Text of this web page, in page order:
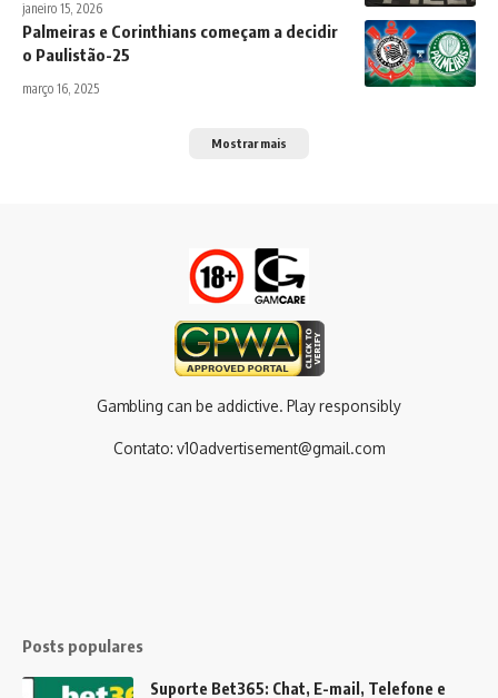
janeiro 15, 2026
Palmeiras e Corinthians começam a decidir
o Paulistão-25
março 16, 2025
Mostrar mais
Gambling can be addictive. Play responsibly
Contato: v10advertisement@gmail.com
Posts populares
Suporte Bet365: Chat, E-mail, Telefone e